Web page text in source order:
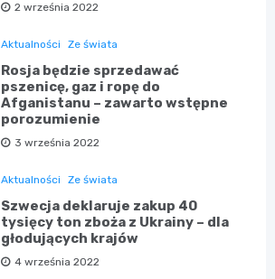
2 września 2022
Aktualności Ze świata
Rosja będzie sprzedawać
pszenicę, gaz i ropę do
Afganistanu – zawarto wstępne
porozumienie
3 września 2022
Aktualności Ze świata
Szwecja deklaruje zakup 40
tysięcy ton zboża z Ukrainy – dla
głodujących krajów
4 września 2022